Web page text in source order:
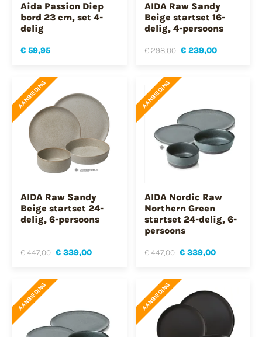
Aida Passion Diep
bord 23 cm, set 4-
delig
€ 59,95
AIDA Raw Sandy
Beige startset 16-
delig, 4-persoons
€ 298,00 € 239,00
AANBIEDING
AIDA Raw Sandy
Beige startset 24-
delig, 6-persoons
€ 447,00 € 339,00
AANBIEDING
AIDA Nordic Raw
Northern Green
startset 24-delig, 6-
persoons
€ 447,00 € 339,00
AANBIEDING AANBIEDING